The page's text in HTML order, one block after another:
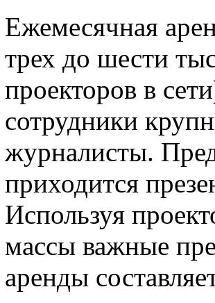
Ежемесячная
трех до шести
проекторов в
сотрудники
журналисты.
приходится
Используя
массы важные
аренды